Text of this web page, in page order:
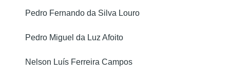
Pedro Fernando da Silva Louro
Pedro Miguel da Luz Afoito
Nelson Luís Ferreira Campos